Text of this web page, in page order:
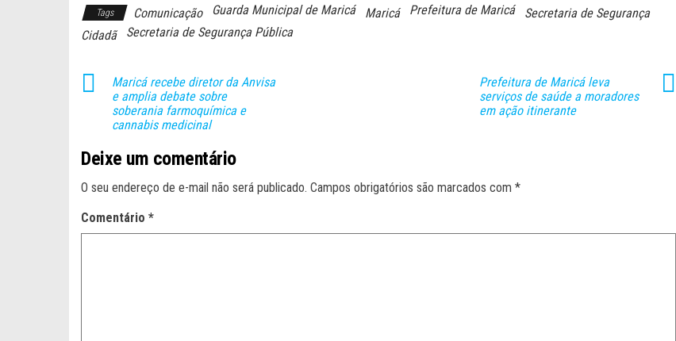
Tags Comunicação Guarda Municipal de Maricá Maricá Prefeitura de Maricá
Secretaria de Segurança
Cidadã
Secretaria de Segurança Pública
Maricá recebe diretor da Anvisa
e amplia debate sobre
soberania farmoquímica e
cannabis medicinal
Prefeitura de Maricá leva
serviços de saúde a moradores
em ação itinerante
Deixe um comentário
O seu endereço de e-mail não será publicado. Campos obrigatórios são marcados com *
Comentário *